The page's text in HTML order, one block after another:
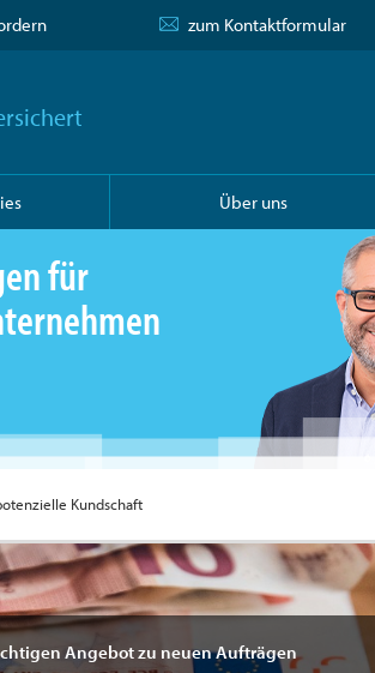
zum Kontaktformular
Über uns
für
Kundschaft
Angebot zu neuen Aufträgen